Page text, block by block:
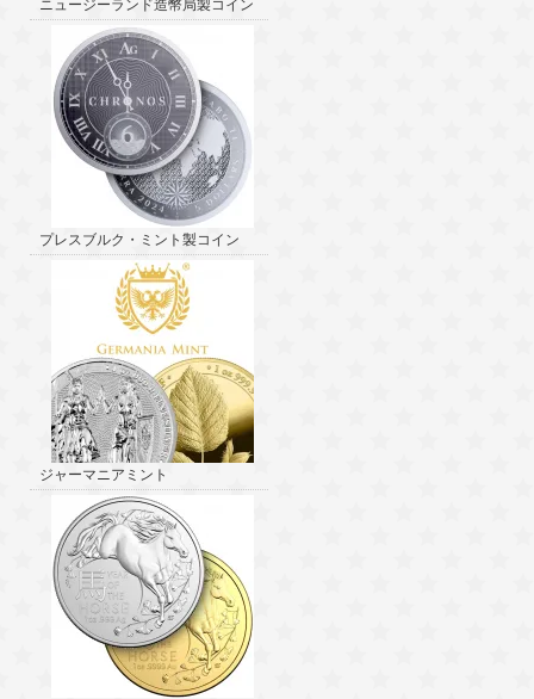
ニュージーランド造幣局製コイン
プレスブルク・ミント製コイン
ジャーマニアミント